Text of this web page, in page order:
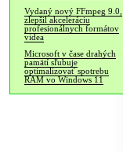
Vydaný nový FFmpeg 9.0,
zlepšil akceleráciu
profesionálnych formátov
videa
Microsoft v čase drahých
pamätí sľubuje
optimalizovať spotrebu
RAM vo Windows 11